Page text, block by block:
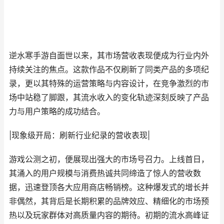
逆水寒手游自面世以来，其市场营收表现便成为行业内外
持续关注的焦点。这款作品不仅刷新了同类产品的多项纪
录，更以其特殊的运营策略与内容设计，在竞争激烈的市
场中站稳了脚跟，其流水收入的变化轨迹深刻反映了产品
力与用户策略的成功结合。
|现象级开局：刷新行业纪录的营收表现|
游戏公测之初，便展现出强大的市场号召力。上线首日，
其涌入的用户规模与消费热诚共同缔造了惊人的营收数
据，迅速登顶各大应用商店畅销榜。这种爆发式的增长并
非偶然，其背后是长期积累的品牌效应、精细化的市场预
热以及玩家群体对高质量内容的期待。初期的流水高峰证